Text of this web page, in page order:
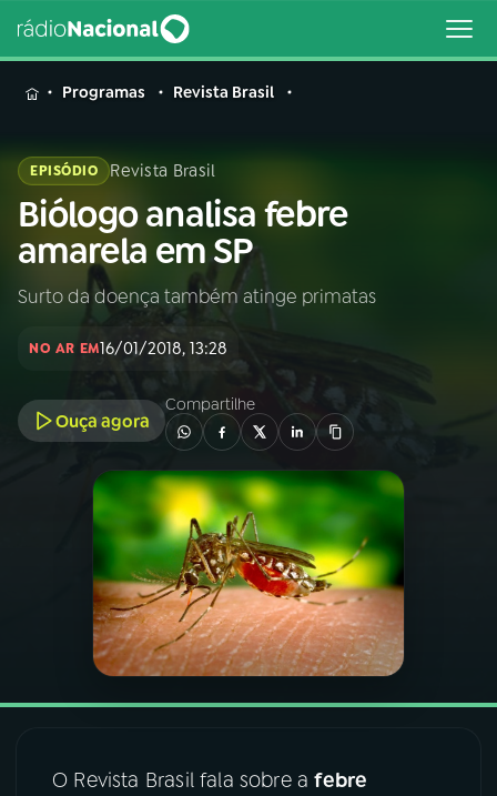
MENU
Buscar
na
Rádio
Nacional
Buscar
AO VIVO
01INÍCIO
A RÁDIO
PROGRAMAÇÃO
PROGRAMAS
06 VIDEOCASTS
Programas Revista Brasil
EPISÓDIO Revista Brasil
Biólogo analisa febre
amarela em SP
Surto da doença também atinge primatas
NO AR EM16/01/2018, 13:28
Ouça agora
Compartilhe
O Revista Brasil fala sobre afebre